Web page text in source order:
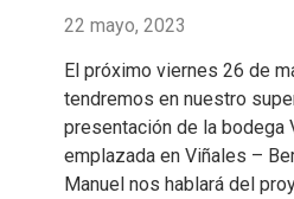
22 mayo, 2023
El próximo viernes 26 de
tendremos en nuestro
presentación de la bodega
emplazada en Viñales –
Manuel nos hablará del